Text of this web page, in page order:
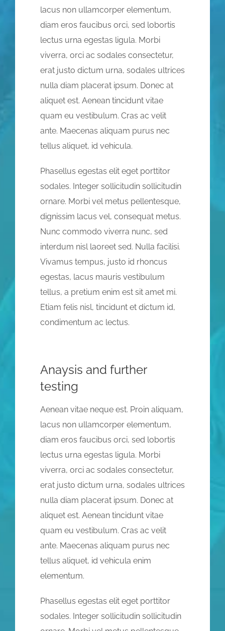
lacus non ullamcorper elementum,
diam eros faucibus orci, sed lobortis
lectus urna egestas ligula. Morbi
viverra, orci ac sodales consectetur,
erat justo dictum urna, sodales ultrices
nulla diam placerat ipsum. Donec at
aliquet est. Aenean tincidunt vitae
quam eu vestibulum. Cras ac velit
ante. Maecenas aliquam purus nec
tellus aliquet, id vehicula.
Phasellus egestas elit eget porttitor
sodales. Integer sollicitudin sollicitudin
ornare. Morbi vel metus pellentesque,
dignissim lacus vel, consequat metus.
Nunc commodo viverra nunc, sed
interdum nisl laoreet sed. Nulla facilisi.
Vivamus tempus, justo id rhoncus
egestas, lacus mauris vestibulum
tellus, a pretium enim est sit amet mi.
Etiam felis nisl, tincidunt et dictum id,
condimentum ac lectus.
Anaysis and further
testing
Aenean vitae neque est. Proin aliquam,
lacus non ullamcorper elementum,
diam eros faucibus orci, sed lobortis
lectus urna egestas ligula. Morbi
viverra, orci ac sodales consectetur,
erat justo dictum urna, sodales ultrices
nulla diam placerat ipsum. Donec at
aliquet est. Aenean tincidunt vitae
quam eu vestibulum. Cras ac velit
ante. Maecenas aliquam purus nec
tellus aliquet, id vehicula enim
elementum.
Phasellus egestas elit eget porttitor
sodales. Integer sollicitudin sollicitudin